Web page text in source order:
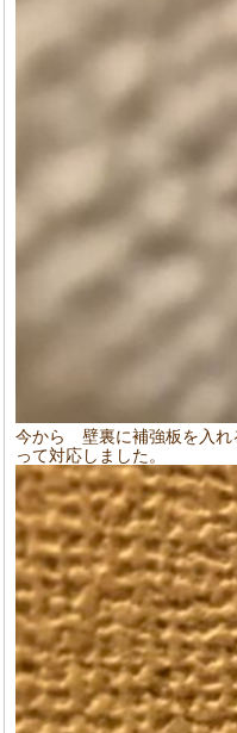
今から 壁裏に補強板を入
って対応しました。